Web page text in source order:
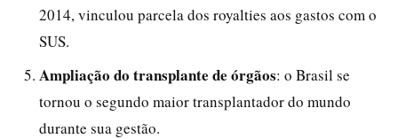
2014, vinculou parcela dos royalties aos gastos com o
SUS.
Ampliação do transplante de órgãos: o Brasil se
tornou o segundo maior transplantador do mundo
durante sua gestão.